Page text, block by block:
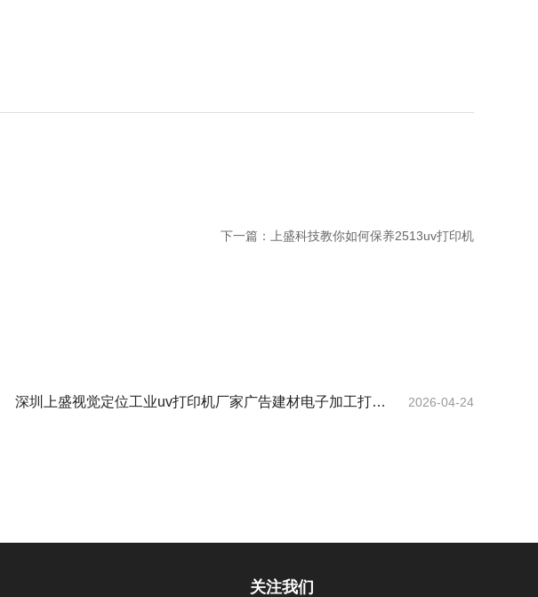
下一篇： 上盛科技教你如何保养2513uv打印机
2026-04-24
深圳上盛视觉定位工业uv打印机厂家广告建材电子加工打印
关注我们